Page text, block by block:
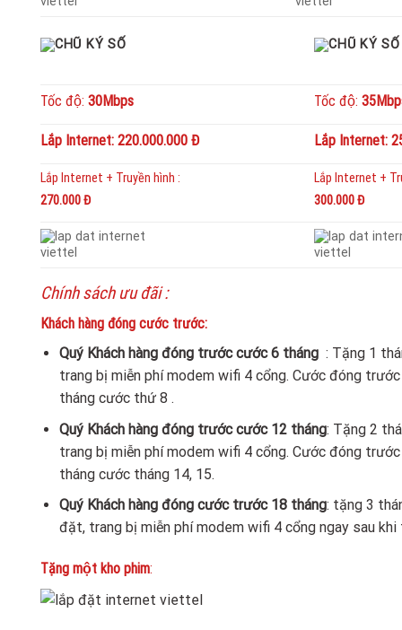
Tốc độ: 30Mbps Tốc độ:
Lắp Internet: 220.000.000 Đ Lắp Internet:
Lắp Internet + Truyền hình :
270.000 Đ
Lắp Internet +
300.000 Đ
Chính sách ưu đãi :
Khách hàng đóng cước trước:
Quý Khách hàng đóng trước cước 6 tháng : Tặng 1
trang bị miễn phí modem wifi 4 cổng. Cước đóng
tháng cước thứ 8 .
Quý Khách hàng đóng trước cước 12 tháng: Tặng 2
trang bị miễn phí modem wifi 4 cổng. Cước đóng
tháng cước tháng 14, 15.
Quý Khách hàng đóng cước trước 18 tháng: tặng 3
đặt, trang bị miễn phí modem wifi 4 cổng ngay sau
Tặng một kho phim: